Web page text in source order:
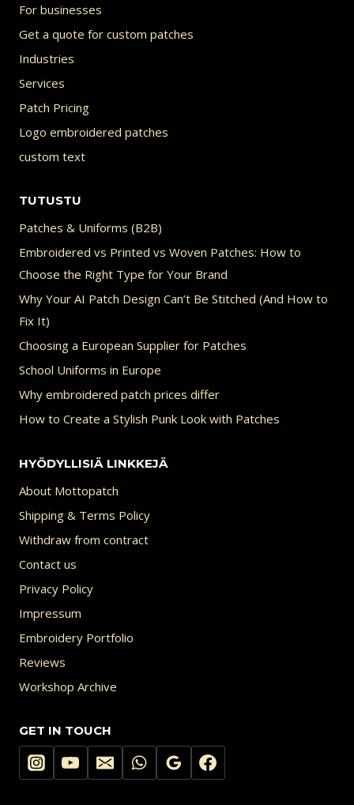
For businesses
Get a quote for custom patches
Industries
Services
Patch Pricing
Logo embroidered patches
custom text
TUTUSTU
Patches & Uniforms (B2B)
Embroidered vs Printed vs Woven Patches: How to
Choose the Right Type for Your Brand
Why Your AI Patch Design Can’t Be Stitched (And How to
Fix It)
Choosing a European Supplier for Patches
School Uniforms in Europe
Why embroidered patch prices differ
How to Create a Stylish Punk Look with Patches
HYÖDYLLISIÄ LINKKEJÄ
About Mottopatch
Shipping & Terms Policy
Withdraw from contract
Contact us
Privacy Policy
Impressum
Embroidery Portfolio
Reviews
Workshop Archive
GET IN TOUCH